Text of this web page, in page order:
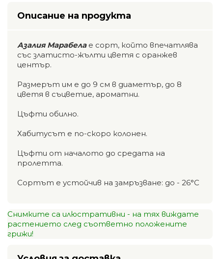
Описание на продукта
Азалия Марабелае сорт, който впечатлява
със златисто-жълти цветя с оранжев
център.
Размерът им е до 9 см в диаметър, до 8
цветя в съцветие, ароматни.
Цъфти обилно.
Хабитусът е по-скоро колонен.
Цъфти от началото до средата на
пролетта.
Сортът е устойчив на замръзване: до - 26°C
Снимките са илюстративни - на тях виждате
растението след съответно положените
грижи!